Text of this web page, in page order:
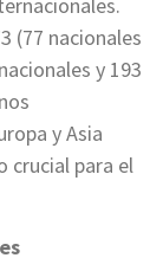
(77 nacionales
y 193
y Asia
crucial para el